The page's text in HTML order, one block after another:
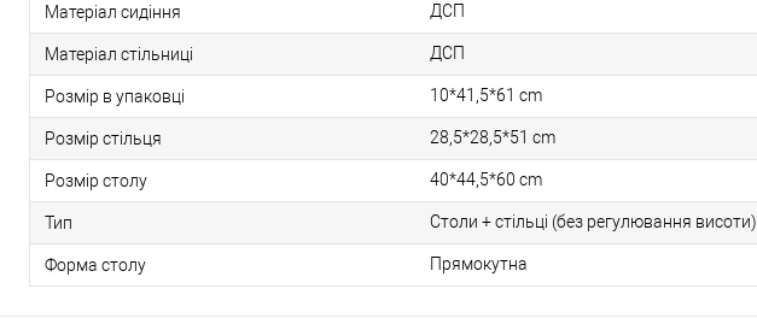
Матеріал сидіння ДСП
Матеріал стільниці ДСП
Розмір в упаковці 10*41,5*61 cm
Розмір стільця 28,5*28,5*51 cm
Розмір столу 40*44,5*60 cm
Тип Столи + стільці (без регулювання висоти)
Форма столу Прямокутна